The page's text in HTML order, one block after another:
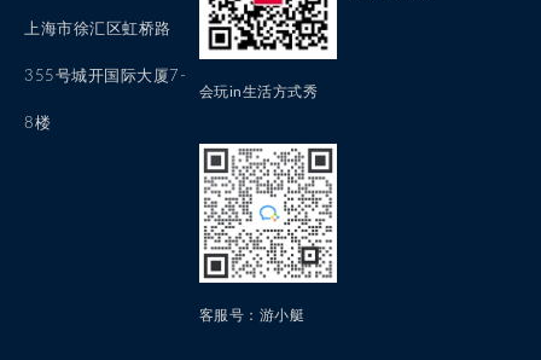
上海市徐汇区虹桥路
355号城开国际大厦7-
8楼
会玩in生活方式秀
客服号：游小艇